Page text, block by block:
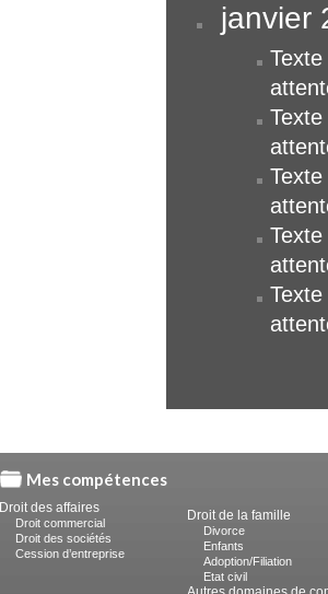
janvier
Mes compétences
Droit des affaires
Droit commercial
Droit des sociétés
Cession d’entreprise
Droit de la famille
Divorce
Enfants
Adoption/Filiation
Etat civil